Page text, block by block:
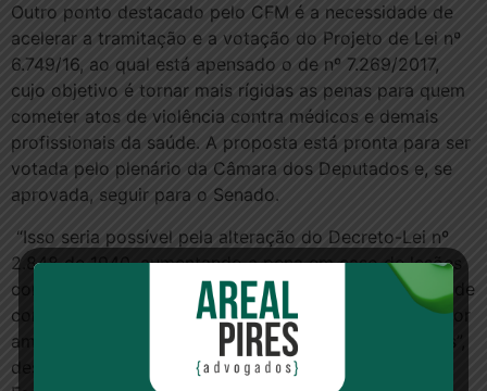
Outro ponto destacado pelo CFM é a necessidade de
acelerar a tramitação e a votação do Projeto de Lei nº
6.749/16, ao qual está apensado o de nº 7.269/2017,
cujo objetivo é tornar mais rígidas as penas para quem
cometer atos de violência contra médicos e demais
profissionais da saúde. A proposta está pronta para ser
votada pelo plenário da Câmara dos Deputados e, se
aprovada, seguir para o Senado.
“Isso seria possível pela alteração do Decreto-Lei nº
2.848 de 1940, aumentando a pena em caso de lesões
corporais, visando à proteção de profissionais da saúde
contra diversas formas de violência, caracterizadas por
ameaças, agressões verbais e físicas e até homicídios”,
destacou o 3º vice-presidente do CFM, Emmanuel